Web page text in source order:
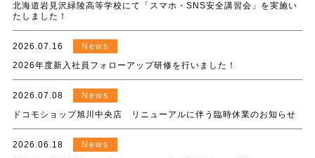
北海道岩見沢緑陵高等学校にて「スマホ・SNS安全講習会」を実施い
たしました！
2026.07.16
News
2026年度新入社員フォローアップ研修を行いました！
2026.07.08
News
ドコモショップ旭川中央店 リニューアルに伴う臨時休業のお知らせ
2026.06.18
News